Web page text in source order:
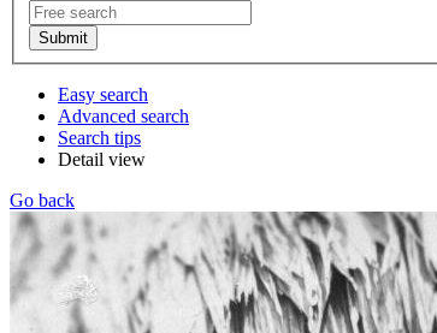
Easy search
Advanced search
Search tips
Detail view
Go back